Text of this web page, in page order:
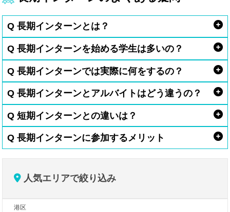
Q 長期インターンとは？
Q 長期インターンを始める学生は多いの？
Q 長期インターンでは実際に何をするの？
Q 長期インターンとアルバイトはどう違うの？
Q 短期インターンとの違いは？
Q 長期インターンに参加するメリット
人気エリアで絞り込み
港区